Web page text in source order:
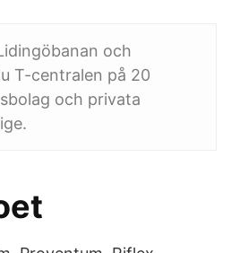
och
T-centralen på 20
och privata